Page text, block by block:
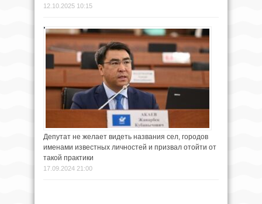
12.10.2025 10:15
Депутат не желает видеть названия сел, городов
именами известных личностей и призвал отойти от
такой практики
17.09.2024 21:00